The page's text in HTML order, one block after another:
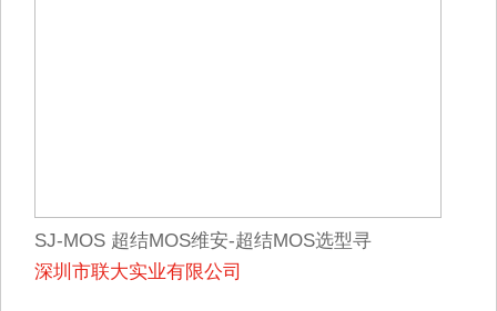
SJ-MOS 超结MOS维安-超结MOS选型寻
WML11N65SR
深圳市联大实业有限公司